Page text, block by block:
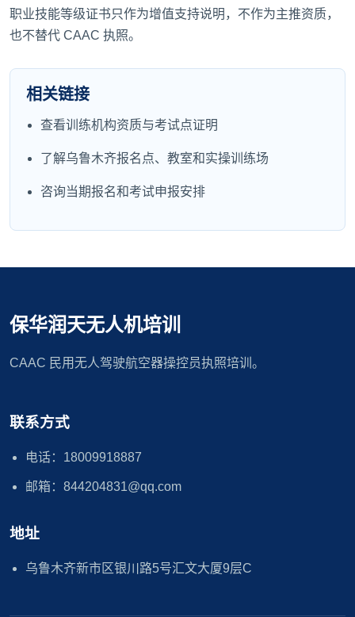
职业技能等级证书只作为增值支持说明，不作为主推资质，
也不替代 CAAC 执照。
相关链接
查看训练机构资质与考试点证明
了解乌鲁木齐报名点、教室和实操训练场
咨询当期报名和考试申报安排
保华润天无人机培训
CAAC 民用无人驾驶航空器操控员执照培训。
联系方式
电话：18009918887
邮箱：844204831@qq.com
地址
乌鲁木齐新市区银川路5号汇文大厦9层C